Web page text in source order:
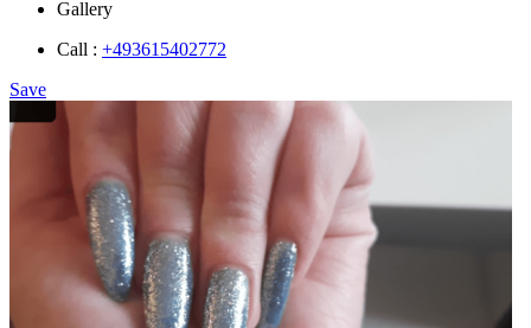
Gallery
Call : +493615402772
Save